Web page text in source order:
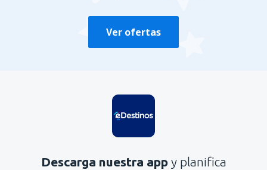
Ver ofertas
Descarga nuestra app y planifica